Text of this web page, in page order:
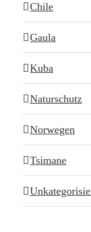
Chile
Gaula
Kuba
Naturschutz
Norwegen
Tsimane